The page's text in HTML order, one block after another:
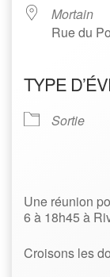
Mortain
Rue du
TYPE
Sortie
Une réunion
6 à 18h45 à
Croisons les